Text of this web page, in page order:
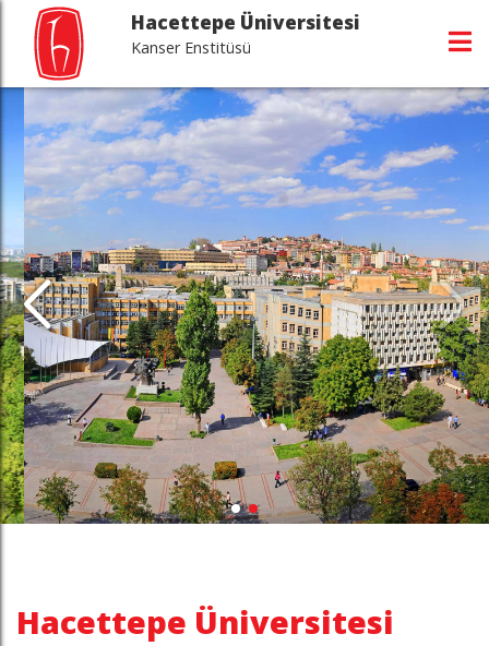
Hacettepe Üniversitesi
Kanser Enstitüsü
Hacettepe Üniversitesi